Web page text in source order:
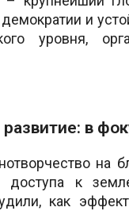
и
уровня,
в
на
к
как